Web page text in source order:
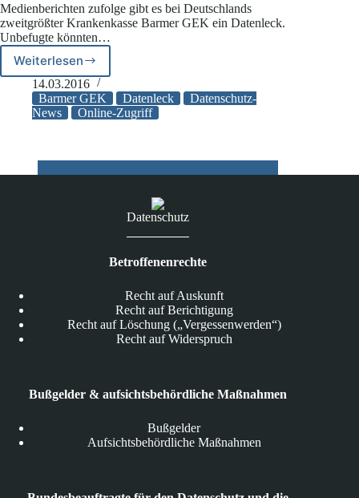
Medienberichten zufolge gibt es bei Deutschlands
zweitgrößter Krankenkasse Barmer GEK ein Datenleck.
Unbefugte könnten…
Weiterlesen
Barmer
GEK:
Online-
Zugriff
erschleichbar
14.03.2016
Barmer GEK
Datenleck
Datenschutz-
News
Online-Zugriff
Datenschutz
Betroffenenrechte
Recht auf Auskunft
Recht auf Berichtigung
Recht auf Löschung („Vergessenwerden“)
Recht auf Widerspruch
Bußgelder & aufsichtsbehördliche Maßnahmen
Bußgelder
Aufsichtsbehördliche Maßnahmen